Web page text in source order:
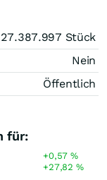
27.387.997 Stück
Nein
Öffentlich
für:
+0,57%
+27,82%